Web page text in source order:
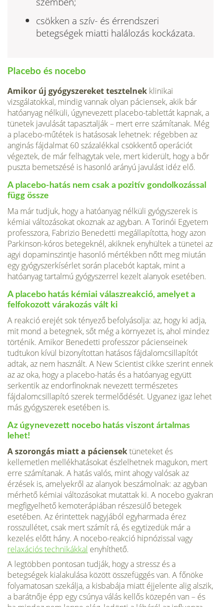
csökken a szív- és érrendszeri
betegségek miatti halálozás kockázata.
Placebo és nocebo
Amikor új gyógyszereket tesztelnek klinikai
vizsgálatokkal, mindig vannak olyan páciensek, akik bár
hatóanyag nélküli, úgynevezett placebo-tablettát kapnak, a
tünetek javulását tapasztalják – mert erre számítanak. Még
a placebo-műtétek is hatásosak lehetnek: régebben az
anginás fájdalmat 60 százalékkal csökkentő operációt
végeztek, de már felhagytak vele, mert kiderült, hogy a bőr
puszta bemetszésé is hasonló arányú javulást idéz elő.
A placebo-hatás nem csak a pozitív gondolkozással
függ össze
Ma már tudjuk, hogy a hatóanyag nélküli gyógyszerek is
kémiai változásokat okoznak az agyban. A Torinói Egyetem
professzora, Fabrizio Benedetti megállapította, hogy azon
Parkinson-kóros betegeknél, akiknek enyhültek a tünetei az
agyi dopaminszintje hasonló mértékben nőtt meg miután
egy gyógyszerkísérlet során placebót kaptak, mint a
hatóanyag tartalmú gyógyszerrel kezelt alanyok esetében.
A placebo hatás kémiai válaszreakció, amelyet a
felfokozott várakozás vált ki
A reakció erejét sok tényező befolyásolja: az, hogy ki adja,
mit mond a betegnek, sőt még a környezet is, ahol mindez
történik. Amikor Benedetti professzor pácienseinek
tudtukon kívül bizonyítottan hatásos fájdalomcsillapítót
adtak, az nem használt. A New Scientist cikke szerint ennek
az az oka, hogy a placebo-hatás és a hatóanyag együtt
serkentik az endorfinoknak nevezett természetes
fájdalomcsillapító szerek termelődését. Ugyanez igaz lehet
más gyógyszerek esetében is.
Az úgynevezett nocebo hatás viszont ártalmas
lehet!
A szorongás miatt a páciensektüneteket és
kellemetlen mellékhatásokat észlelhetnek magukon, mert
erre számítanak. A hatás valós, mint ahogy valósak az
érzések is, amelyekről az alanyok beszámolnak: az agyban
mérhető kémiai változásokat mutattak ki. A nocebo gyakran
megfigyelhető kemoterápiában részesülő betegek
esetében. Az érintettek nagyjából egyharmada érez
rosszullétet, csak mert számít rá, és egytizedük már a
kezelés előtt hány. A nocebo-reakció hipnózissal vagy
relaxációs technikákkal enyhíthető.
A legtöbben pontosan tudják, hogy a stressz és a
betegségek kialakulása között összefüggés van. A főnöke
folyamatosan szekálja, a kisbabája miatt éjjelente alig alszik,
a barátnője épp egy csúnya válás kellős közepén van – és